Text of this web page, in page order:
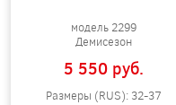
модель 2299
Демисезон
5 550 pуб.
Размеры (RUS): 32-37